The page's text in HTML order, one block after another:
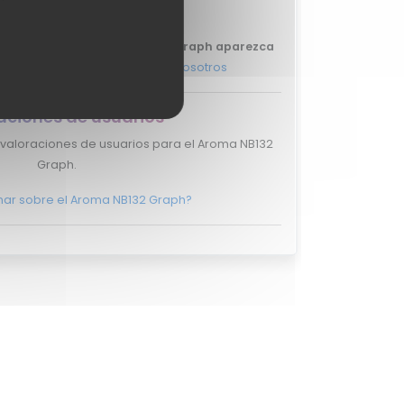
tu review del Aroma NB132 Graph aparezca
y ponte en contacto con nosotros
de usuarios
de usuarios para el Aroma NB132
Graph.
sobre el Aroma NB132 Graph?